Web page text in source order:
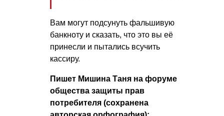
Вам могут подсунуть фальшивую
банкноту и сказать, что это вы её
принесли и пытались всучить
кассиру.
Пишет Мишина Таня на форуме
общества защиты прав
потребителя (сохранена